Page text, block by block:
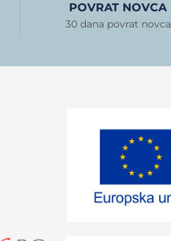
POVRAT NOVCA
30 dana povrat novca